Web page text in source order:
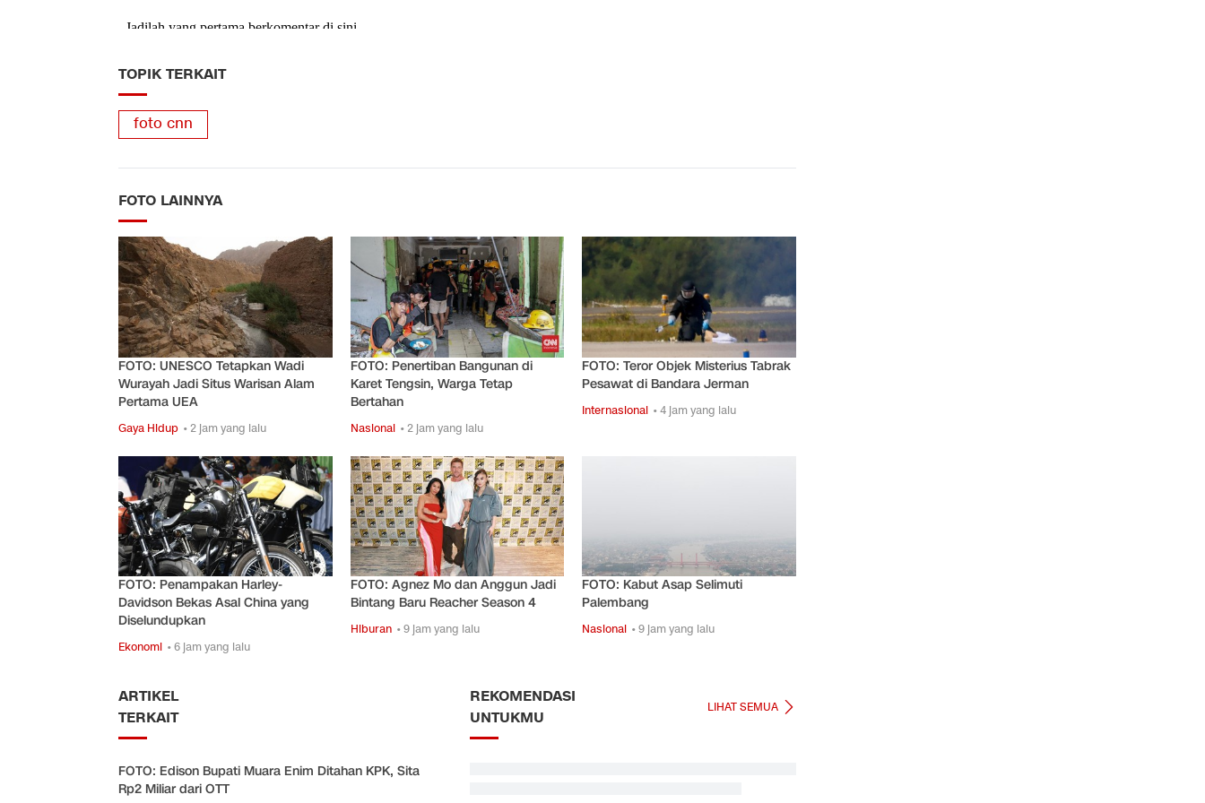
TOPIK TERKAIT
foto cnn
FOTO LAINNYA
FOTO: UNESCO Tetapkan Wadi
Wurayah Jadi Situs Warisan Alam
Pertama UEA
Gaya Hidup • 2 jam yang lalu
FOTO: Penertiban Bangunan di
Karet Tengsin, Warga Tetap
Bertahan
Nasional • 2 jam yang lalu
FOTO: Teror Objek Misterius Tabrak
Pesawat di Bandara Jerman
Internasional • 4 jam yang lalu
FOTO: Penampakan Harley-
Davidson Bekas Asal China yang
Diselundupkan
Ekonomi • 6 jam yang lalu
FOTO: Agnez Mo dan Anggun Jadi
Bintang Baru Reacher Season 4
Hiburan • 9 jam yang lalu
FOTO: Kabut Asap Selimuti
Palembang
Nasional • 9 jam yang lalu
ARTIKEL
TERKAIT
FOTO: Edison Bupati Muara Enim Ditahan KPK, Sita
Rp2 Miliar dari OTT
REKOMENDASI
UNTUKMU
LIHAT SEMUA